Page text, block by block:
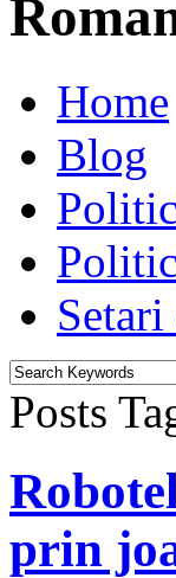
Home
Blog
Posts
prin